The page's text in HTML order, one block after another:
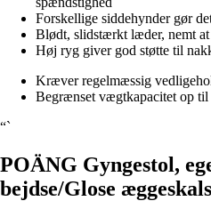
Forskellige siddehynder gør
Blødt, slidstærkt læder, nemt
Høj ryg giver god støtte til
Kræver regelmæssig
Begrænset vægtkapacitet op til
“`
POÄNG Gyngestol,
bejdse/Glose